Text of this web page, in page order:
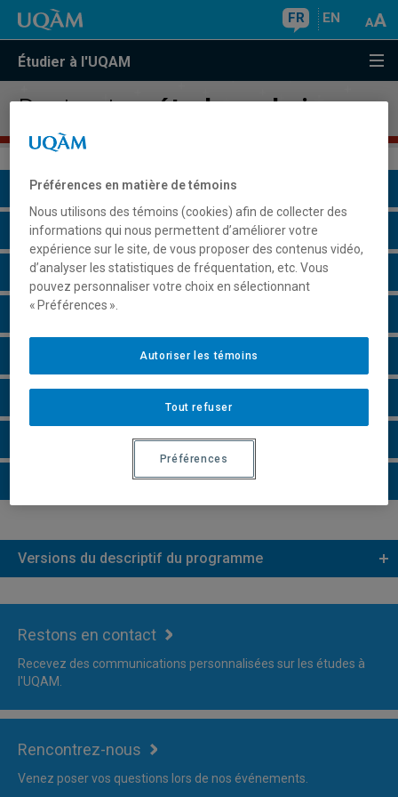
FR EN
Étudier à l'UQAM
Doctorat enétudes urbaines
Présentation du programme
Conditions d'admission
Cours à suivre et horaires
Particularités
Perspectives professionnelles
Faire une demande d'admission
Plus d'information
Versions du descriptif du programme
Restons en contact
Recevez des communications personnalisées sur les études à
l'UQAM.
Rencontrez-nous
Venez poser vos questions lors de nos événements.
Préférences en matière de témoins
Nous utilisons des témoins (cookies) afin de collecter des
informations qui nous permettent d’améliorer votre
expérience sur le site, de vous proposer des contenus vidéo,
d’analyser les statistiques de fréquentation, etc. Vous
pouvez personnaliser votre choix en sélectionnant
« Préférences ».
Tout refuser
Autoriser les témoins
Préférences